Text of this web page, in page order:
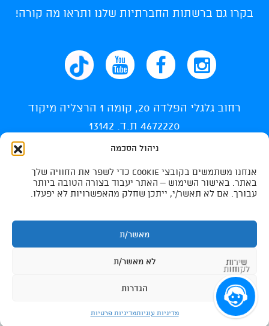
ניהול הסכמה
אנחנו משתמשים בקובצי Cookie כדי לשפר את החוויה שלך
באתר. באישור השימוש – האתר יעבוד בצורה הטובה ביותר
עבורך. אם לא תאשר/י, ייתכן שחלק מהאפשרויות לא יפעלו.
מאשר/ת
לא מאשר/ת
הגדרות
מדיניות עוגיותמדיניות פרטיות
בקרו גם ברשתות החברתיות שלנו ותראו מה קורה!
רחוב גלגלי הפלדה 20, קומה 1 הרצליה מיקוד
4672220 ת.ד. 13142
info@ti-swim.co.il
035400710
035400732
all rights resereved to ti-swimming israel 2026 Photos By Tomer Avni | נגישות
שירות
לקוחות